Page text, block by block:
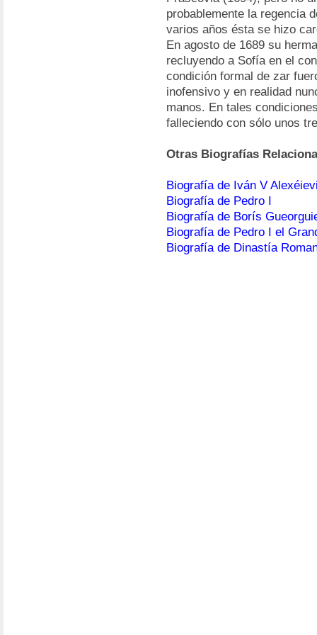
probablemente la regencia
varios años ésta se hizo
En agosto de 1689 su
recluyendo a Sofía en el
condición formal de zar
inofensivo y en realidad
manos. En tales
falleciendo con sólo unos
Otras Biografías
Biografía de Iván V
Biografía de Pedro I
Biografía de Borís
Biografía de Pedro I el
Biografía de Dinastía